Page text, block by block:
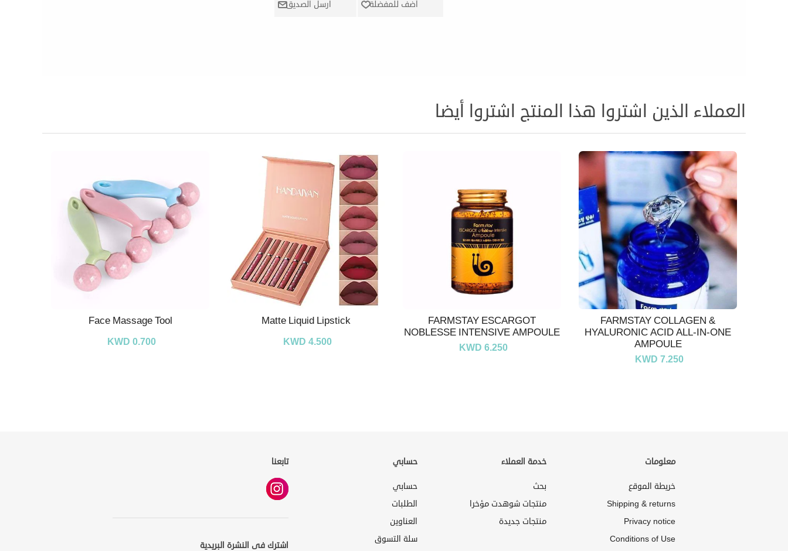
العملاء الذين اشتروا هذا المنتج اشتروا أيضا
FARMSTAY COLLAGEN &
HYALURONIC ACID ALL-IN-ONE
AMPOULE
KWD 7.250
FARMSTAY ESCARGOT
NOBLESSE INTENSIVE AMPOULE
KWD 6.250
Matte Liquid Lipstick
KWD 4.500
Face Massage Tool
KWD 0.700
معلومات
خريطة الموقع
Shipping & returns
Privacy notice
Conditions of Use
خدمة العملاء
بحث
منتجات شوهدت مؤخرا
منتجات جديدة
حسابي
حسابي
الطلبات
العناوين
سلة التسوق
تابعنا
اشترك فى النشرة البريدية